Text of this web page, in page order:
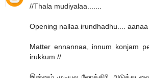
//Thala mudiyalaa.......
Opening nallaa irundhadhu.... aanaa
Matter ennannaa, innum konjam
irukkum.//